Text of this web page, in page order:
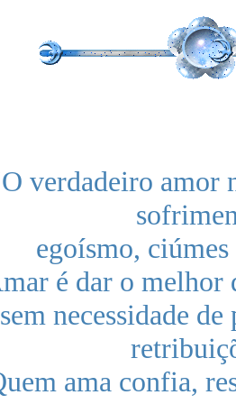
verdadeiro amor
egoísmo,
é dar o melhor
sem necessidade
ama confia,